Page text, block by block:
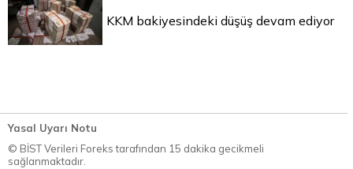
KKM bakiyesindeki düşüş devam ediyor
Yasal Uyarı Notu
© BİST Verileri Foreks tarafından 15 dakika gecikmeli
sağlanmaktadır.